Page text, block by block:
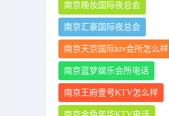
南京晚妆国际夜总会
南京汇豪国际夜总会
南京天京国际ktv会所怎么样
南京蓝梦娱乐会所电话
南京王府壹号KTV怎么样